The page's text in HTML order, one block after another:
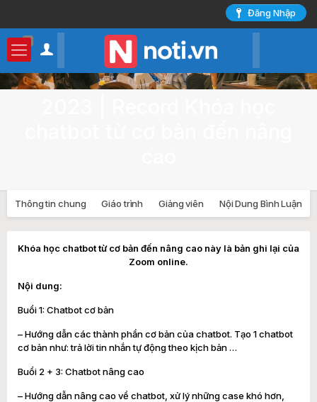
Đăng Nhập
0
Thông tin chung Giáo trình Giảng viên Nội Dung Bình Luận
Khóa học chatbot từ cơ bản đến nâng cao này là bản ghi lại của
Zoom online.
Nội dung:
Buổi 1: Chatbot cơ bản
– Hướng dẫn các thành phần cơ bản của chatbot. Tạo 1 chatbot
cơ bản như: trả lời tin nhắn tự động theo kịch bản …
Buổi 2 + 3: Chatbot nâng cao
– Hướng dẫn nâng cao về chatbot, xử lý những case khó hơn,